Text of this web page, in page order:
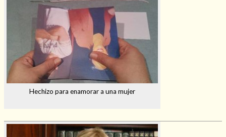
Hechizo para enamorar a una mujer